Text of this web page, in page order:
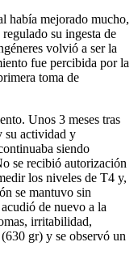
había mejorado mucho,
su ingesta de
volvió a ser la
fue percibida por la
toma de
Unos 3 meses tras
su actividad y
siendo
se recibió autorización
los niveles de T4 y,
se mantuvo sin
de nuevo a la
irritabilidad,
gr) y se observó un